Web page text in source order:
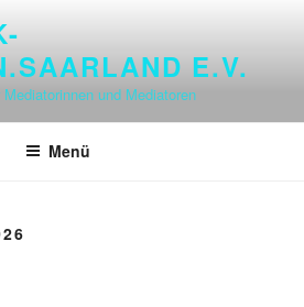
E.V.
und Mediatoren
Menü